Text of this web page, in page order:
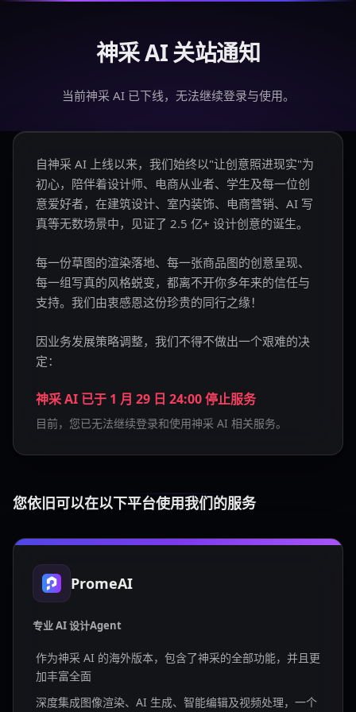
神采 AI 关站通知
当前神采 AI 已下线，无法继续登录与使用。
自神采 AI 上线以来，我们始终以"让创意照进现实"为
初心，陪伴着设计师、电商从业者、学生及每一位创
意爱好者，在建筑设计、室内装饰、电商营销、AI 写
真等无数场景中，见证了 2.5 亿+ 设计创意的诞生。
每一份草图的渲染落地、每一张商品图的创意呈现、
每一组写真的风格蜕变，都离不开你多年来的信任与
支持。我们由衷感恩这份珍贵的同行之缘！
因业务发展策略调整，我们不得不做出一个艰难的决
定：
神采 AI 已于 1 月 29 日 24:00 停止服务
目前，您已无法继续登录和使用神采 AI 相关服务。
您依旧可以在以下平台使用我们的服务
PromeAI
专业 AI 设计Agent
作为神采 AI 的海外版本，包含了神采的全部功能，并且更
加丰富全面
深度集成图像渲染、AI 生成、智能编辑及视频处理，一个